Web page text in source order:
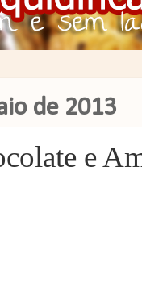
de 2013
e